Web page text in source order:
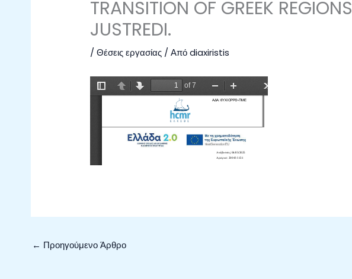
TRANSITION OF GREEK
JUSTREDI.
/Θέσεις εργασίας / Απόdiaxiristis
← Προηγούμενο Άρθρο